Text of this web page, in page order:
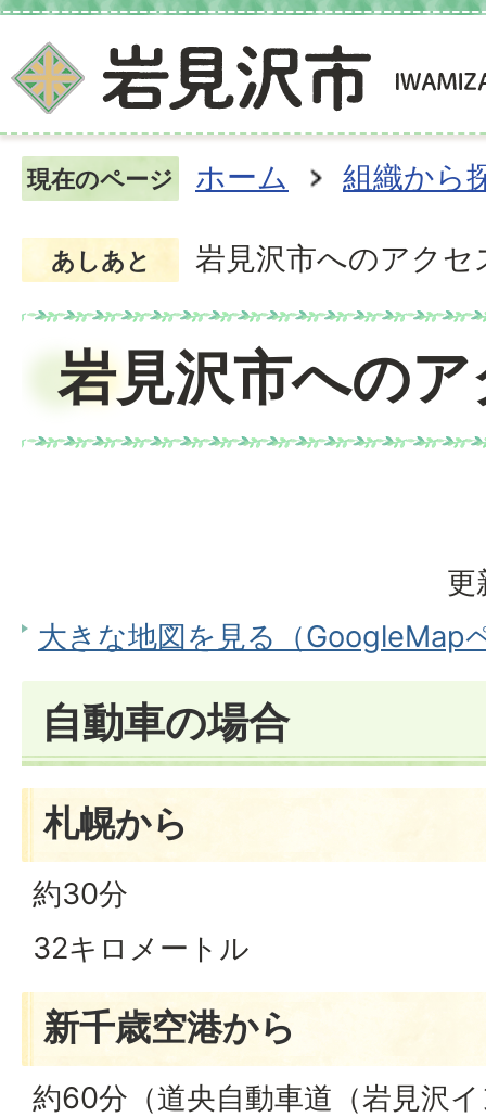
現在のページ ホーム 組織から
あしあと 岩見沢市へのアクセ
岩見沢市への
更
大きな地図を見る（GoogleMap
自動車の場合
札幌から
約30分
32キロメートル
新千歳空港から
約60分（道央自動車道（岩見沢